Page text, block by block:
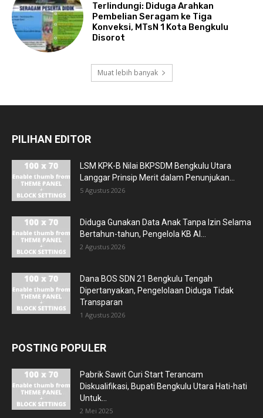
Terlindungi: Diduga Arahkan
Pembelian Seragam ke Tiga
Konveksi, MTsN 1 Kota Bengkulu
Disorot
Muat lebih banyak
PILIHAN EDITOR
LSM KPK-B Nilai BKPSDM Bengkulu Utara
Langgar Prinsip Merit dalam Penunjukan...
5 Agustus 2026
Diduga Gunakan Data Anak Tanpa Izin Selama
Bertahun-tahun, Pengelola KB Al...
2 Agustus 2026
Dana BOS SDN 21 Bengkulu Tengah
Dipertanyakan, Pengelolaan Diduga Tidak
Transparan
1 Agustus 2026
POSTING POPULER
Pabrik Sawit Curi Start Terancam
Diskualifikasi, Bupati Bengkulu Utara Hati-hati
Untuk...
2 Mei 2025